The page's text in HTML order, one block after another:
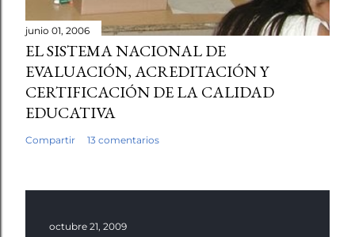
junio 01, 2006
EL SISTEMA NACIONAL DE
EVALUACIÓN, ACREDITACIÓN Y
CERTIFICACIÓN DE LA CALIDAD
EDUCATIVA
Compartir 13 comentarios
octubre 21, 2009